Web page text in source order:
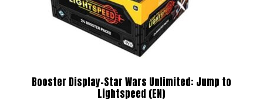
Booster Display-Star Wars Unlimited: Jump to
Lightspeed (EN)